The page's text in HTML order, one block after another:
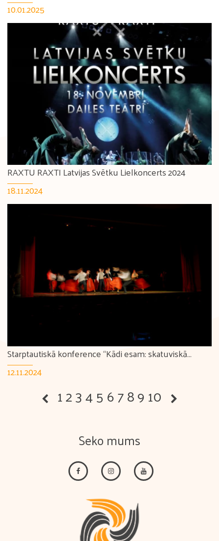
10.01.2025
RAXTU RAXTI Latvijas Svētku Lielkoncerts 2024
18.11.2024
Starptautiskā konference “Kādi esam: skatuviskā
tautas deja šodien, Deju svētki rīt”
12.11.2024
12345678910
Seko mums